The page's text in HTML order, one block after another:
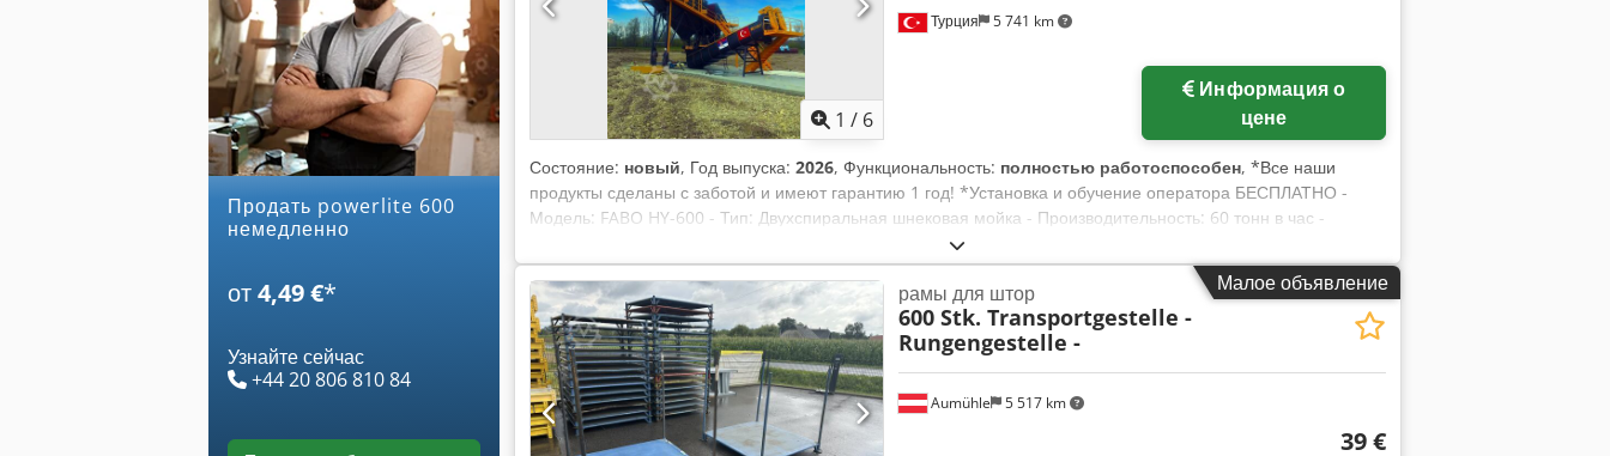
Продать powerlite 600
немедленно
от4,49 €*
Узнайте сейчас
+44 20 806 810 84
1 / 6
Турция 5 741 km
цене
Состояние: новый, Год выпуска: 2026, Функциональность: полностью работоспособен, *Все наши
продукты сделаны с заботой и имеют гарантию 1 год! *Установка и обучение оператора БЕСПЛАТНО -
Модель: FABO HY-600 - Тип: Двухспиральная шнековая мойка - Производительность: 60 тонн в час -
Размер: 1400 x 6650x1800 мм - Размер шнека: Ø 600x6000 мм - Скорость: 22 об/мин - Двигатель: 2 x 5,5
кВт Усиленный Gamak Dedey H Aizjpfx Ai Rock - Расход воды: 55-205 m3 - Включая шасси, двигатель и
защитные кожухи. ДЛЯ ПОЛУЧЕНИЯ ДОПОЛНИТЕЛЬНОЙ ИНФОРМАЦИИ, ПОЖАЛУЙСТА, ЗВОНИТЕ
НАМ!!!
Малое объявление
Aumühle 5 517 km
рамы для штор
600 Stk. Transportgestelle -
Rungengestelle -
39 €